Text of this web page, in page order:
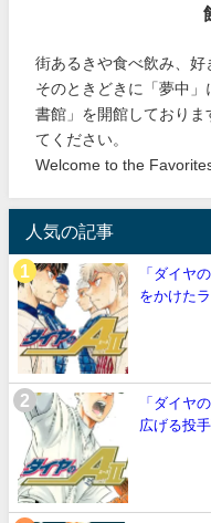
街あるきや食べ飲み、好
そのときどきに「夢中」
書館」を開館しており
てください。
Welcome to the
人気の記事
「ダイヤ
をかけた
「ダイヤ
広げる投